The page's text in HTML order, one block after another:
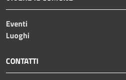
Eventi
Luoghi
CONTATTI